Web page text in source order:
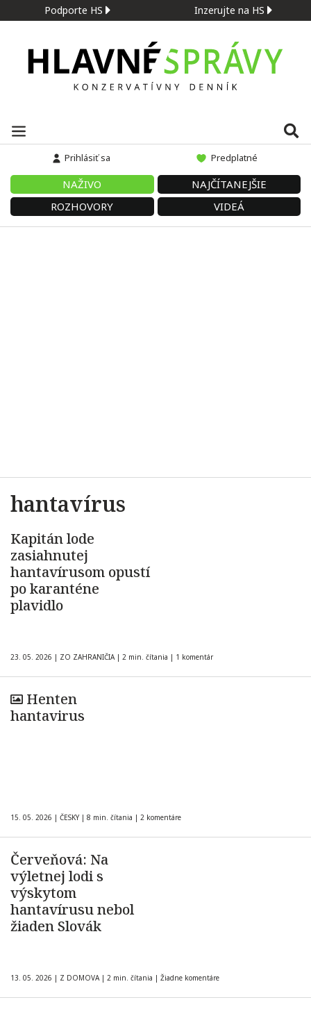
Podporte HS Inzerujte na HS
Prihlásiť sa Predplatné
NAŽIVO
NAJČÍTANEJŠIE
ROZHOVORY
VIDEÁ
hantavírus
Kapitán lode
zasiahnutej
hantavírusom opustí
po karanténe
plavidlo
23. 05. 2026 | ZO ZAHRANIČIA | 2 min. čítania | 1 komentár
Henten
hantavirus
15. 05. 2026 | ČESKY | 8 min. čítania | 2 komentáre
Červeňová: Na
výletnej lodi s
výskytom
hantavírusu nebol
žiaden Slovák
13. 05. 2026 | Z DOMOVA | 2 min. čítania | Žiadne komentáre